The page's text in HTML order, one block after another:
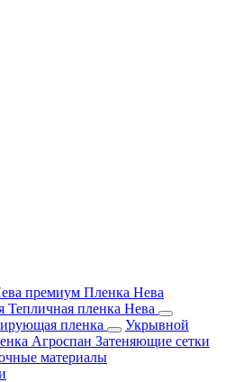
премиум Пленка Нева
Тепличная пленка Нева
пленка
Укрывной
Агроспан Затеняющие сетки
материалы